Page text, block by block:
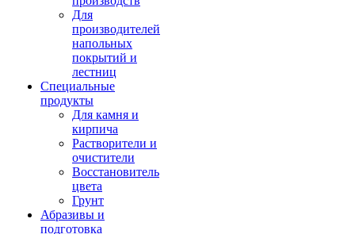
Для
производителей
напольных
покрытий и
лестниц
Специальные
продукты
Для камня и
кирпича
Растворители и
очистители
Восстановитель
цвета
Грунт
Абразивы и
подготовка